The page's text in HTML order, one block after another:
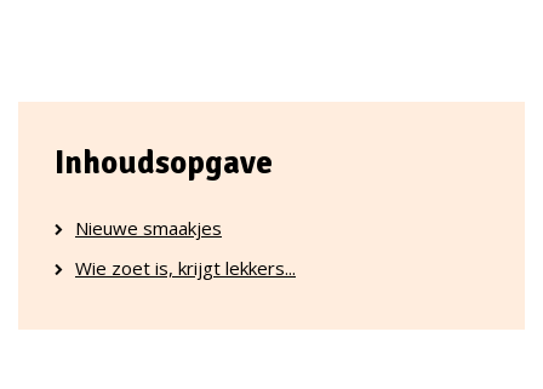
Inhoudsopgave
Nieuwe smaakjes
Wie zoet is, krijgt lekkers...